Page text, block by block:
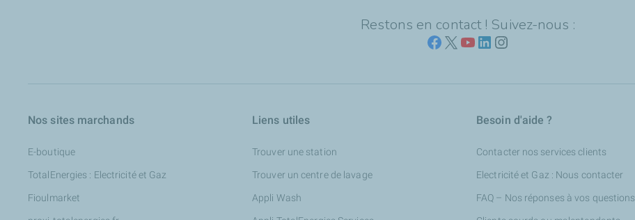
Restons en contact ! Suivez-nous :
Nos sites marchands
E-boutique
TotalEnergies : Electricité et Gaz
Fioulmarket
Liens utiles
Trouver une station
Trouver un centre de lavage
Appli Wash
Besoin d'aide ?
Contacter nos services clients
Electricité et Gaz : Nous contacter
FAQ – Nos réponses à vos questions